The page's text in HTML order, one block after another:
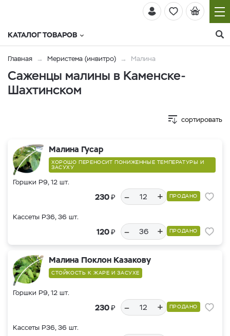
КАТАЛОГ ТОВАРОВ
Главная Меристема (инвитро) Малина
Саженцы малины в Каменске-
Шахтинском
сортировать
Малина Гусар
ХОРОШО ПЕРЕНОСИТ ПОНИЖЕННЫЕ ТЕМПЕРАТУРЫ И
ЗАСУХУ
Горшки Р9, 12 шт.
230₽ – + ПРОДАНО
Кассеты Р36, 36 шт.
120₽ – + ПРОДАНО
Малина Поклон Казакову
СТОЙКОСТЬ К ЖАРЕ И ЗАСУХЕ
Горшки Р9, 12 шт.
230₽ – + ПРОДАНО
Кассеты Р36, 36 шт.